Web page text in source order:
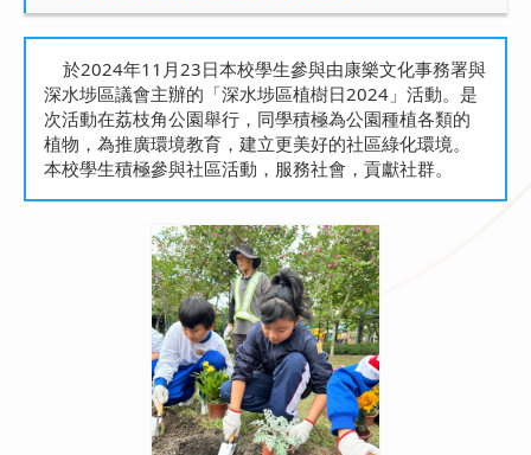
於2024年11月23日本校學生參與由康樂文化事務署與
深水埗區議會主辦的「深水埗區植樹日2024」活動。是
次活動在荔枝角公園舉行，同學積極為公園種植各類的
植物，為推廣環境教育，建立更美好的社區綠化環境。
本校學生積極參與社區活動，服務社會，貢獻社群。